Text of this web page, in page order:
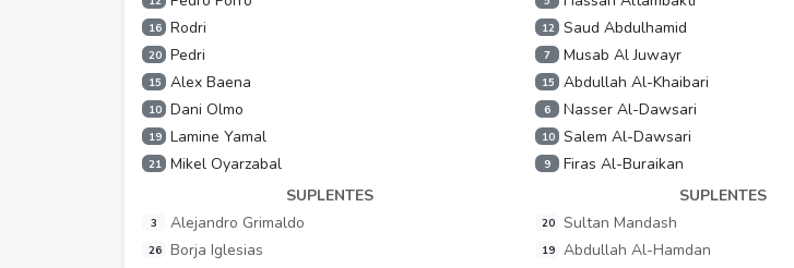
16 Rodri
20 Pedri
15 Alex Baena
10 Dani Olmo
19 Lamine Yamal
21
Mikel Oyarzabal
SUPLENTES
3 Alejandro Grimaldo
26 Borja Iglesias
12 Saud Abdulhamid
7 Musab Al Juwayr
15 Abdullah Al-Khaibari
6 Nasser Al-Dawsari
10 Salem Al-Dawsari
9
Firas Al-Buraikan
SUPLENTES
20 Sultan Mandash
19 Abdullah Al-Hamdan